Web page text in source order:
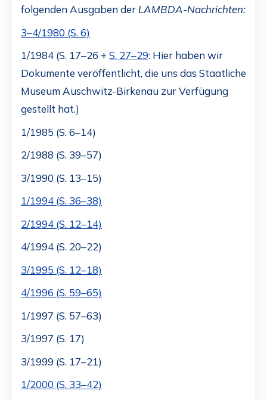
folgenden Ausgaben derLAMBDA-Nachrichten:
3–4/1980 (S. 6)
1/1984 (S. 17–26 + S. 27–29: Hier haben wir
Dokumente veröffentlicht, die uns das Staatliche
Museum Auschwitz-Birkenau zur Verfügung
gestellt hat.)
1/1985 (S. 6–14)
2/1988 (S. 39–57)
3/1990 (S. 13–15)
1/1994 (S. 36–38)
2/1994 (S. 12–14)
4/1994 (S. 20–22)
3/1995 (S. 12–18)
4/1996 (S. 59–65)
1/1997 (S. 57–63)
3/1997 (S. 17)
3/1999 (S. 17–21)
1/2000 (S. 33–42)